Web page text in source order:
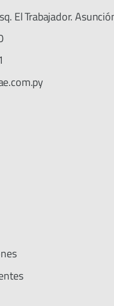
El Trabajador.